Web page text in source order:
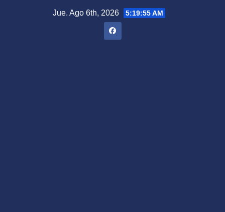
Jue. Ago 6th, 2026 5:19:56 AM